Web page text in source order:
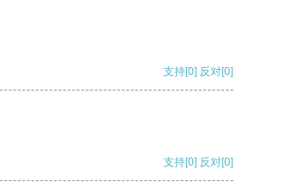
支持[0] 反对[0]
支持[0] 反对[0]